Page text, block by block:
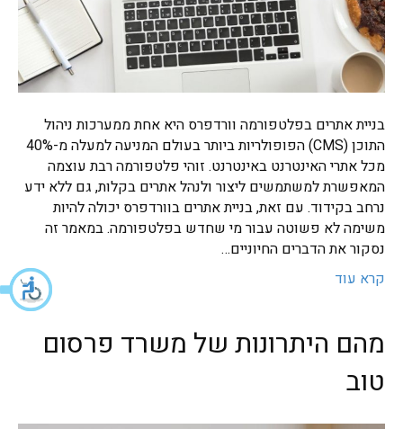
בניית אתרים בפלטפורמה וורדפרס היא אחת ממערכות ניהול
התוכן (CMS) הפופולריות ביותר בעולם המניעה למעלה מ-40%
מכל אתרי האינטרנט באינטרנט. זוהי פלטפורמה רבת עוצמה
המאפשרת למשתמשים ליצור ולנהל אתרים בקלות, גם ללא ידע
נרחב בקידוד. עם זאת, בניית אתרים בוורדפרס יכולה להיות
משימה לא פשוטה עבור מי שחדש בפלטפורמה. במאמר זה
נסקור את הדברים החיוניים…
קרא עוד
מהם היתרונות של משרד פרסום
טוב